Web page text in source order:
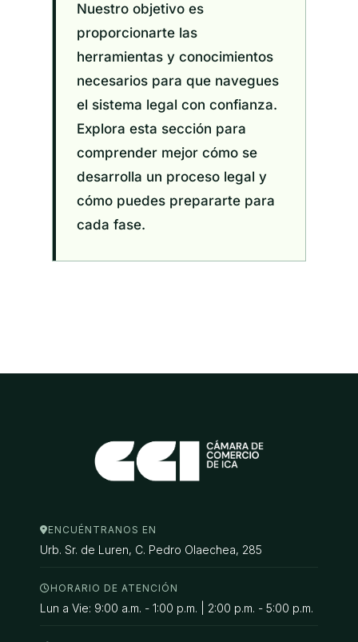
Nuestro objetivo es
proporcionarte las
herramientas y conocimientos
necesarios para que navegues
el sistema legal con confianza.
Explora esta sección para
comprender mejor cómo se
desarrolla un proceso legal y
cómo puedes prepararte para
cada fase.
ENCUÉNTRANOS EN
Urb. Sr. de Luren, C. Pedro Olaechea, 285
HORARIO DE ATENCIÓN
Lun a Vie: 9:00 a.m. - 1:00 p.m. | 2:00 p.m. - 5:00 p.m.